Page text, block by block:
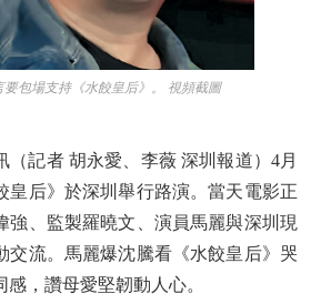
要包場支持《水餃皇后》。 視頻截圖
記者 胡永愛、李薇 深圳報道）4月
皇后》於深圳舉行路演。當天電影正
強、監製羅曉文、演員馬麗與深圳現
交流。馬麗爆沈騰看《水餃皇后》哭
感，讚母愛堅韌動人心。